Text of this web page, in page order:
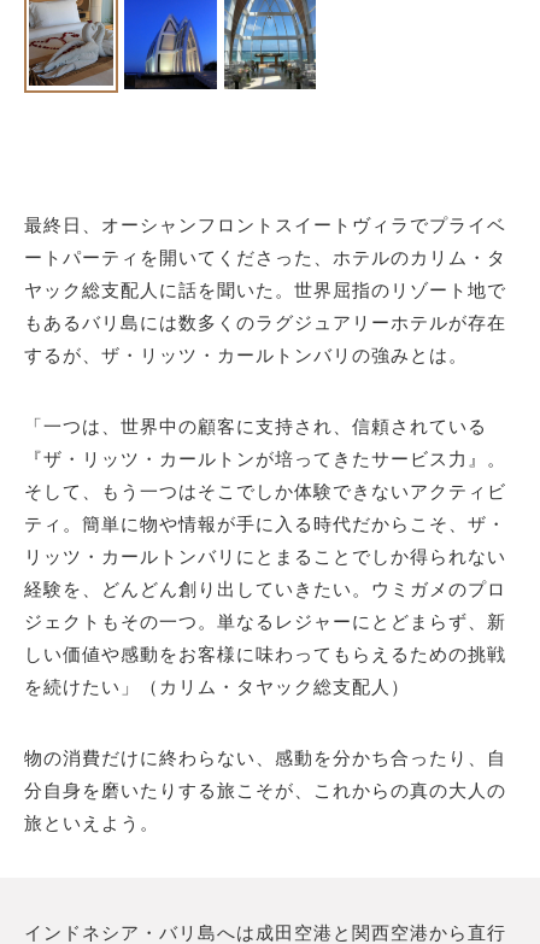
最終日、オーシャンフロントスイートヴィラでプライベ
ートパーティを開いてくださった、ホテルのカリム・タ
ヤック総支配人に話を聞いた。世界屈指のリゾート地で
もあるバリ島には数多くのラグジュアリーホテルが存在
するが、ザ・リッツ・カールトンバリの強みとは。
「一つは、世界中の顧客に支持され、信頼されている
『ザ・リッツ・カールトンが培ってきたサービス力』。
そして、もう一つはそこでしか体験できないアクティビ
ティ。簡単に物や情報が手に入る時代だからこそ、ザ・
リッツ・カールトンバリにとまることでしか得られない
経験を、どんどん創り出していきたい。ウミガメのプロ
ジェクトもその一つ。単なるレジャーにとどまらず、新
しい価値や感動をお客様に味わってもらえるための挑戦
を続けたい」（カリム・タヤック総支配人）
物の消費だけに終わらない、感動を分かち合ったり、自
分自身を磨いたりする旅こそが、これからの真の大人の
旅といえよう。
インドネシア・バリ島へは成田空港と関西空港から直行